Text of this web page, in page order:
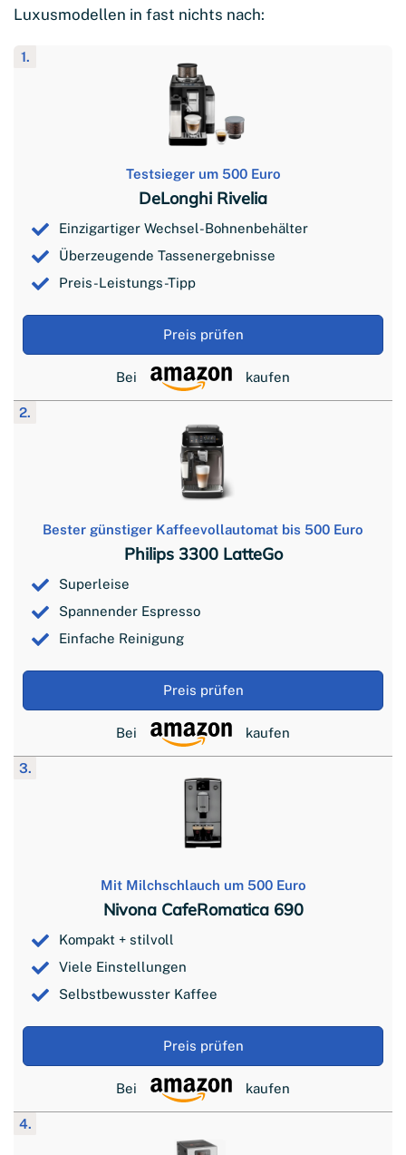
Luxusmodellen in fast nichts nach:
1.
Testsieger um 500 Euro
DeLonghi Rivelia
Einzigartiger Wechsel-Bohnenbehälter
Überzeugende Tassenergebnisse
Preis-Leistungs-Tipp
Preis prüfen
Bei kaufen
2.
Bester günstiger Kaffeevollautomat bis 500 Euro
Philips 3300 LatteGo
Superleise
Spannender Espresso
Einfache Reinigung
Preis prüfen
Bei kaufen
3.
Mit Milchschlauch um 500 Euro
Nivona CafeRomatica 690
Kompakt + stilvoll
Viele Einstellungen
Selbstbewusster Kaffee
Preis prüfen
Bei kaufen
4.